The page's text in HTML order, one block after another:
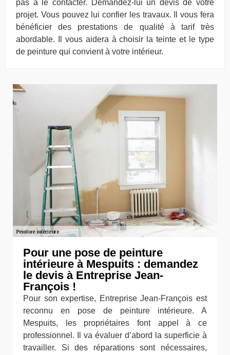
pas à le contacter. Demandez-lui un devis de votre
projet. Vous pouvez lui confier les travaux. Il vous fera
bénéficier des prestations de qualité à tarif très
abordable. Il vous aidera à choisir la teinte et le type
de peinture qui convient à votre intérieur.
Pour une pose de peinture
intérieure à Mespuits : demandez
le devis à Entreprise Jean-
François !
Pour son expertise, Entreprise Jean-François est
reconnu en pose de peinture intérieure. A
Mespuits, les propriétaires font appel à ce
professionnel. Il va évaluer d’abord la superficie à
travailler. Si des réparations sont nécessaires,